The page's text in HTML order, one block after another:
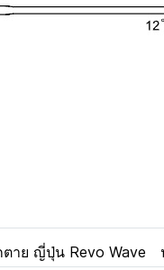
าย ญี่ปุ่น Revo Wave